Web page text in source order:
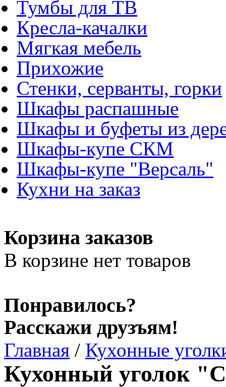
Тумбы для ТВ
Кресла-качалки
Мягкая мебель
Прихожие
Стенки, серванты, горки
Шкафы распашные
Шкафы и буфеты из
Шкафы-купе СКМ
Шкафы-купе "Версаль"
Кухни на заказ
Корзина заказов
В корзине нет товаров
Понравилось?
Расскажи друзъям!
Главная / Кухонные
Кухонный уголок